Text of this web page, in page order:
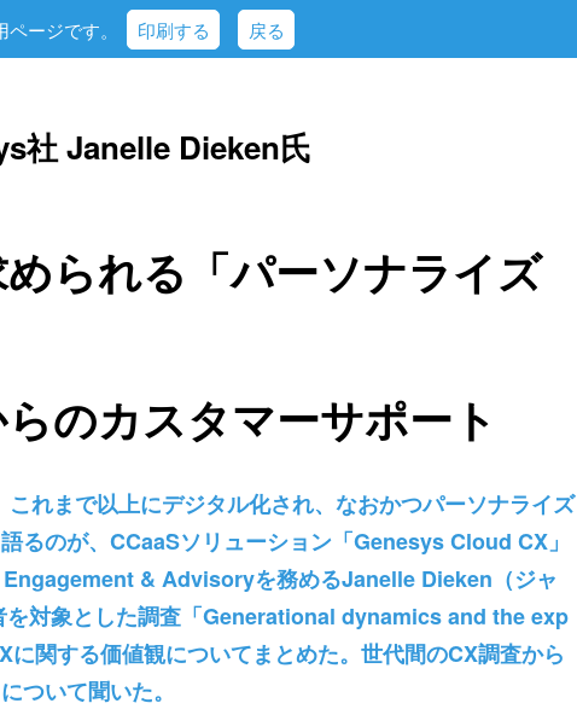
ージです。 印刷する 戻る
社 Janelle Dieken氏
られる「パーソナライズ
のカスタマーサポート
これまで以上にデジタル化され、なおかつパーソナライズ
るのが、CCaaSソリューション「Genesys Cloud CX」
& Advisoryを務めるJanelle Dieken（ジャ
を対象とした調査「Generational dynamics and the exp
関する価値観についてまとめた。世代間のCX調査から
ついて聞いた。